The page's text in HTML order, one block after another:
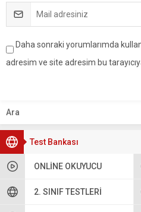
Test Bankası
ONLINE OKUYUCU
2. SINIF TESTLERI
Daha sonraki yorumlarımda
adresim ve site adresim bu